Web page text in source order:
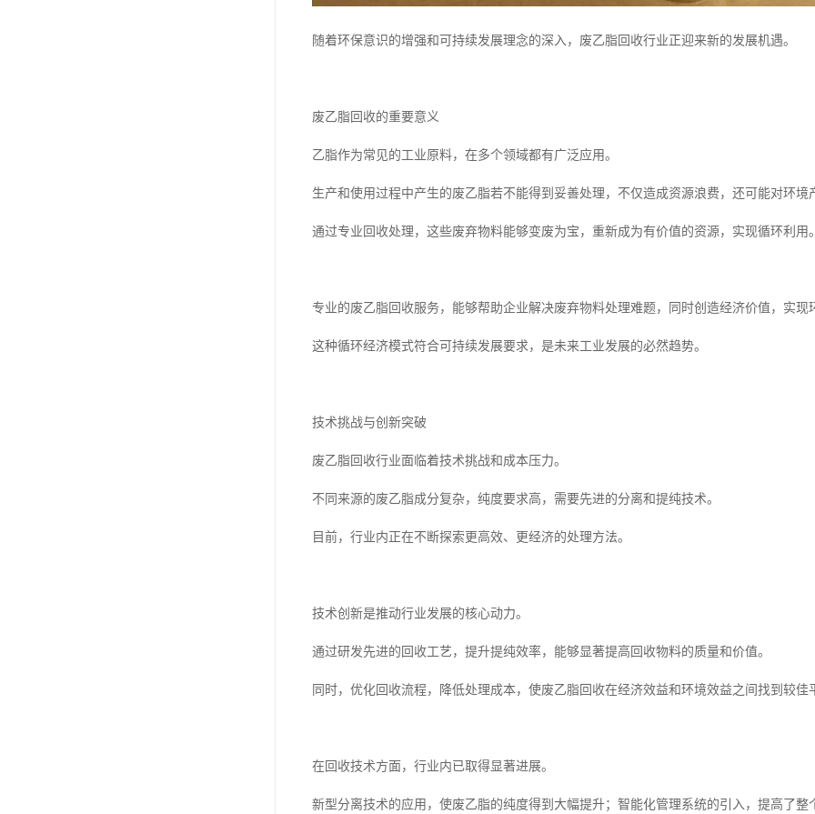
随着环保意识的增强和可持续发展理念的深入，废乙脂回收行业正迎来新的发展机遇。
废乙脂回收的重要意义
乙脂作为常见的工业原料，在多个领域都有广泛应用。
生产和使用过程中产生的废乙脂若不能得到妥善处理，不仅造成资源浪费，还可能对环境
通过专业回收处理，这些废弃物料能够变废为宝，重新成为有价值的资源，实现循环利用
专业的废乙脂回收服务，能够帮助企业解决废弃物料处理难题，同时创造经济价值，实现
这种循环经济模式符合可持续发展要求，是未来工业发展的必然趋势。
技术挑战与创新突破
废乙脂回收行业面临着技术挑战和成本压力。
不同来源的废乙脂成分复杂，纯度要求高，需要先进的分离和提纯技术。
目前，行业内正在不断探索更高效、更经济的处理方法。
技术创新是推动行业发展的核心动力。
通过研发先进的回收工艺，提升提纯效率，能够显著提高回收物料的质量和价值。
同时，优化回收流程，降低处理成本，使废乙脂回收在经济效益和环境效益之间找到较佳
在回收技术方面，行业内已取得显著进展。
新型分离技术的应用，使废乙脂的纯度得到大幅提升；智能化管理系统的引入，提高了整